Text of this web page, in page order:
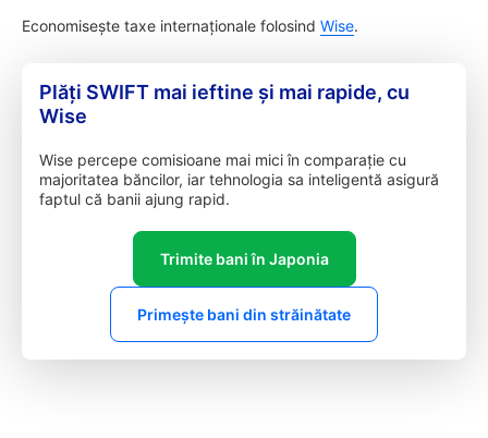
Economisește taxe internaționale folosind Wise.
Plăți SWIFT mai ieftine și mai rapide, cu
Wise
Wise percepe comisioane mai mici în comparație cu
majoritatea băncilor, iar tehnologia sa inteligentă asigură
faptul că banii ajung rapid.
Trimite bani în Japonia
Primește bani din străinătate